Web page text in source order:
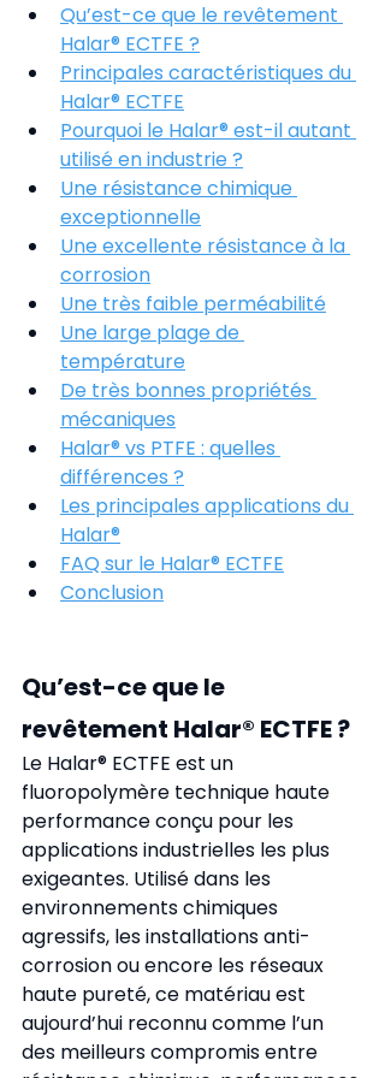
Qu’est-ce que le revêtement
Halar® ECTFE ?
Principales caractéristiques du
Halar® ECTFE
Pourquoi le Halar® est-il autant
utilisé en industrie ?
Une résistance chimique
exceptionnelle
Une excellente résistance à la
corrosion
Une très faible perméabilité
Une large plage de
température
De très bonnes propriétés
mécaniques
Halar® vs PTFE : quelles
différences ?
Les principales applications du
Halar®
FAQ sur le Halar® ECTFE
Conclusion
Qu’est-ce que le
revêtement Halar® ECTFE ?
Le Halar® ECTFE est un
fluoropolymère technique haute
performance conçu pour les
applications industrielles les plus
exigeantes. Utilisé dans les
environnements chimiques
agressifs, les installations anti-
corrosion ou encore les réseaux
haute pureté, ce matériau est
aujourd’hui reconnu comme l’un
des meilleurs compromis entre